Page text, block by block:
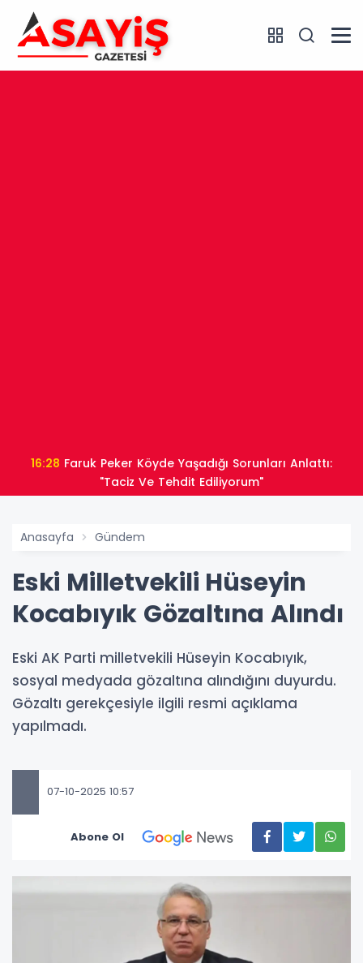
16:28
"Taciz Ve Tehdit Ediliyorum"
Anasayfa Gündem
Eski Milletvekili Hüseyin
Kocabıyık Gözaltına Alındı
Eski AK Parti milletvekili Hüseyin Kocabıyık,
sosyal medyada gözaltına alındığını duyurdu.
Gözaltı gerekçesiyle ilgili resmi açıklama
yapılmadı.
07-10-2025 10:57
Abone Ol